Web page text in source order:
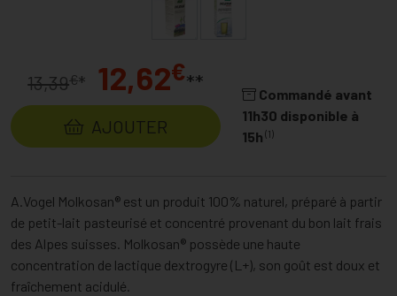
13,39€* 12,62€**
AJOUTER
Commandé avant
11h30 disponible à
15h (1)
A.Vogel Molkosan® est un produit 100% naturel, préparé à partir
de petit-lait pasteurisé et concentré provenant du bon lait frais
des Alpes suisses. Molkosan® possède une haute
concentration de lactique dextrogyre (L+), son goût est doux et
fraîchement acidulé.